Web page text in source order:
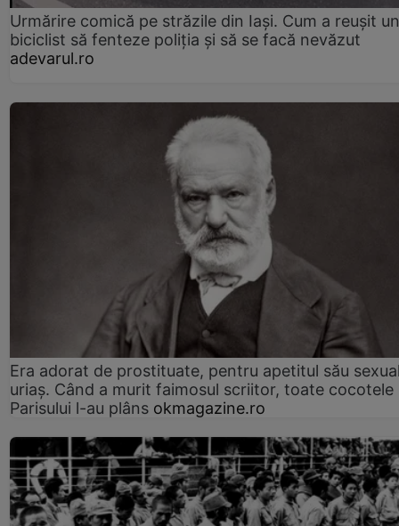
Urmărire comică pe străzile din Iași. Cum a reușit un
biciclist să fenteze poliția și să se facă nevăzut
adevarul.ro
Era adorat de prostituate, pentru apetitul său
uriaș. Când a murit faimosul scriitor, toate cocotele
Parisului l-au plâns okmagazine.ro